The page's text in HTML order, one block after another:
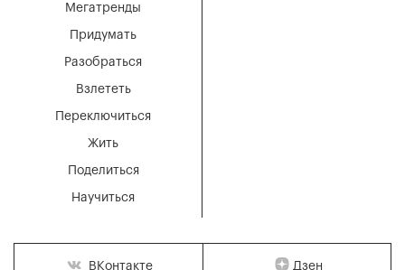
Мегатренды
Придумать
Разобраться
Взлететь
Переключиться
Жить
Поделиться
Научиться
ВКонтакте Дзен